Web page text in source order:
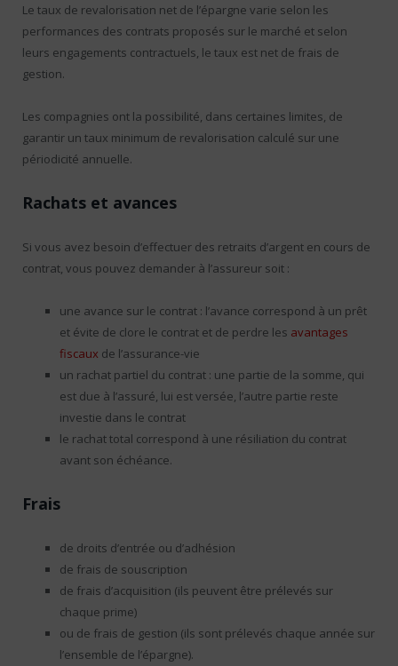
Le taux de revalorisation net de l’épargne varie selon les
performances des contrats proposés sur le marché et selon
leurs engagements contractuels, le taux est net de frais de
gestion.
Les compagnies ont la possibilité, dans certaines limites, de
garantir un taux minimum de revalorisation calculé sur une
périodicité annuelle.
Rachats et avances
Si vous avez besoin d’effectuer des retraits d’argent en cours de
contrat, vous pouvez demander à l’assureur soit :
une avance sur le contrat : l’avance correspond à un prêt
et évite de clore le contrat et de perdre les avantages
fiscaux de l’assurance-vie
un rachat partiel du contrat : une partie de la somme, qui
est due à l’assuré, lui est versée, l’autre partie reste
investie dans le contrat
le rachat total correspond à une résiliation du contrat
avant son échéance.
Frais
de droits d’entrée ou d’adhésion
de frais de souscription
de frais d’acquisition (ils peuvent être prélevés sur
chaque prime)
ou de frais de gestion (ils sont prélevés chaque année sur
l’ensemble de l’épargne).